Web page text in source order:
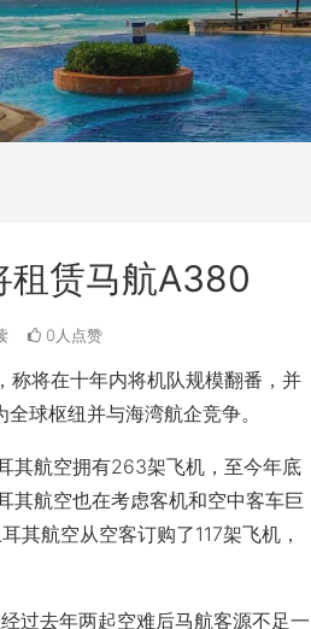
租赁马航A380
0人点赞
将在十年内将机队规模翻番，并
球枢纽并与海湾航企竞争。
航空拥有263架飞机，至今年底
航空也在考虑客机和空中客车巨
其航空从空客订购了117架飞机，
去年两起空难后马航客源不足一